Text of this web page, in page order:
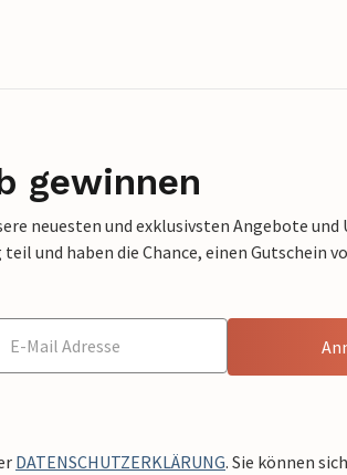
gewinnen
neuesten und exklusivsten Angebote und
und haben die Chance, einen Gutschein
DATENSCHUTZERKLÄRUNG. Sie können